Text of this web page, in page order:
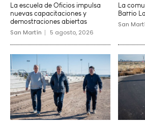
La escuela de Oficios impulsa
nuevas capacitaciones y
demostraciones abiertas
San Martín 5 agosto, 2026
La
Barrio
San